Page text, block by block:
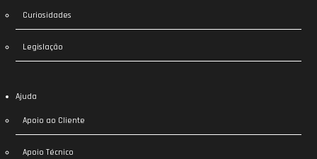
Curiosidades
Legislação
Ajuda
Apoio ao Cliente
Apoio Técnico